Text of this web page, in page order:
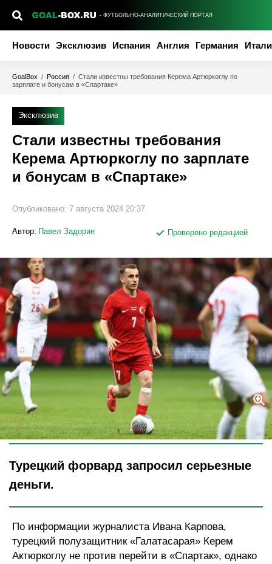
- ФУТБОЛЬНО-АНАЛИТИЧЕСКИЙ ПОРТАЛ
Новости Эксклюзив Испания Англия Германия
GoalBox / Россия / Стали известны требования Керема Артюркоглу по
зарплате и бонусам в «Спартаке»
Эксклюзив
Стали известны требования
Керема Артюркоглу по зарплате
и бонусам в «Спартаке»
Опубликовано: 7 августа 2024 20:37
Автор: Павел Задорин Проверено редакцией
Legion-Media
Турецкий форвард запросил серьезные
деньги.
По информации журналиста Ивана Карпова,
турецкий полузащитник «Галатасарая» Керем
Актюркоглу не против перейти в «Спартак», однако